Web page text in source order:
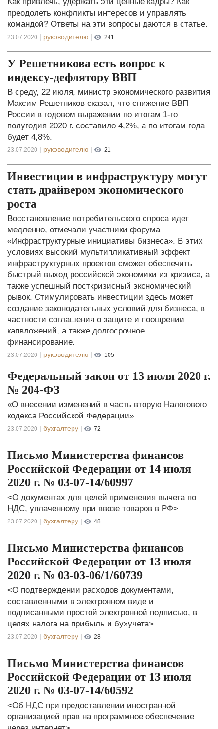
преодолеть конфликты интересов и управлять
командой? Ответы на эти вопросы даются в статье.
23.07.2020 | руководителю | 241
У Решетникова есть вопрос к
индексу-дефлятору ВВП
В среду, 22 июля, министр экономического развития
Максим Решетников сказал, что снижение ВВП
России в годовом выражении по итогам 1-го
полугодия 2020 г. составило 4,2%, а по итогам года
будет 4,8%.
23.07.2020 | руководителю | 21
Инвестиции в инфраструктуру могут
стать драйвером экономического
роста
Восстановление потребительского спроса идет
медленно, отмечали участники форума
«Инфраструктурные инициативы бизнеса». В этих
условиях высокий мультипликативный эффект
инфраструктурных проектов сможет обеспечить
быстрый выход российской экономики из кризиса, а
также успешный посткризисный экономический
рывок. Стимулировать инвестиции здесь может
создание законодательных условий для бизнеса, в
частности соглашения о защите и поощрении
капвложений, а также долгосрочное
финансирование.
23.07.2020 | руководителю | 105
Федеральный закон от 13 июля 2020 г.
№ 204-ФЗ
«О внесении изменений в часть вторую Налогового
кодекса Российской Федерации»
23.07.2020 | бухгалтеру | 72
Письмо Министерства финансов
Российской Федерации от 14 июля
2020 г. № 03-07-14/60997
<О документах для целей применения вычета по
НДС, уплаченному при ввозе товаров в РФ>
23.07.2020 | бухгалтеру | 48
Письмо Министерства финансов
Российской Федерации от 13 июля
2020 г. № 03-03-06/1/60739
<О подтверждении расходов документами,
составленными в электронном виде и
подписанными простой электронной подписью, в
целях налога на прибыль и бухучета>
23.07.2020 | бухгалтеру | 28
Письмо Министерства финансов
Российской Федерации от 13 июля
2020 г. № 03-07-14/60592
<Об НДС при предоставлении иностранной
организацией прав на программное обеспечение